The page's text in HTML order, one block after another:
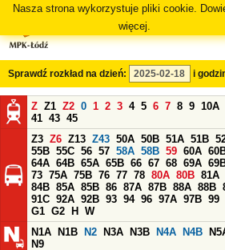
Nasza strona wykorzystuje pliki cookie.
więcej.
Sprawdź rozkład na dzień: i
Z Z1 Z2 0 1 2 3 4 5 6 7 8 9 10A
41 43 45
Z3 Z6 Z13 Z43 50A 50B 51A 51B
55B 55C 56 57 58A 58B 59 60A
64A 64B 65A 65B 66 67 68 69A
73 75A 75B 76 77 78 80A 80B 81A
84B 85A 85B 86 87A 87B 88A 88B
91C 92A 92B 93 94 96 97A 97B 99
G1 G2 H
W
N1A
N1B N2 N3A N3B N4A N4B
N9